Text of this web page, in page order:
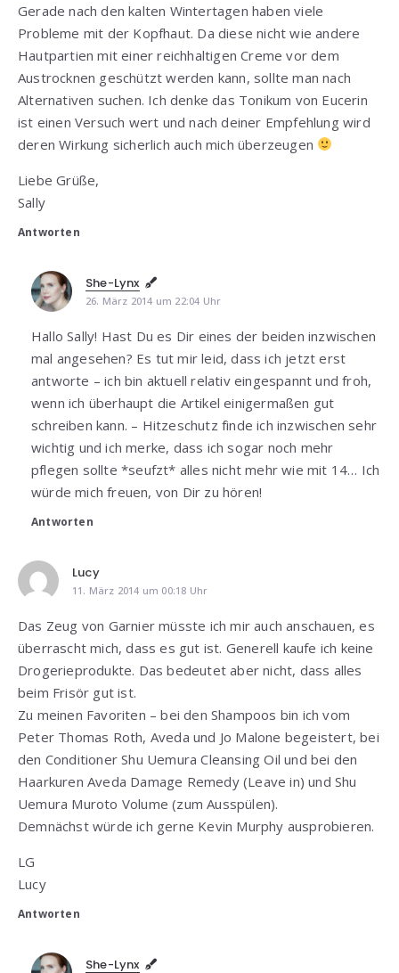
Gerade nach den kalten Wintertagen haben viele
Probleme mit der Kopfhaut. Da diese nicht wie andere
Hautpartien mit einer reichhaltigen Creme vor dem
Austrocknen geschützt werden kann, sollte man nach
Alternativen suchen. Ich denke das Tonikum von Eucerin
ist einen Versuch wert und nach deiner Empfehlung wird
deren Wirkung sicherlich auch mich überzeugen
Liebe Grüße,
Sally
Antworten
She-Lynx
26. März 2014 um 22:04 Uhr
Hallo Sally! Hast Du es Dir eines der beiden inzwischen
mal angesehen? Es tut mir leid, dass ich jetzt erst
antworte – ich bin aktuell relativ eingespannt und froh,
wenn ich überhaupt die Artikel einigermaßen gut
schreiben kann. – Hitzeschutz finde ich inzwischen sehr
wichtig und ich merke, dass ich sogar noch mehr
pflegen sollte *seufzt* alles nicht mehr wie mit 14… Ich
würde mich freuen, von Dir zu hören!
Antworten
Lucy
11. März 2014 um 00:18 Uhr
Das Zeug von Garnier müsste ich mir auch anschauen, es
überrascht mich, dass es gut ist. Generell kaufe ich keine
Drogerieprodukte. Das bedeutet aber nicht, dass alles
beim Frisör gut ist.
Zu meinen Favoriten – bei den Shampoos bin ich vom
Peter Thomas Roth, Aveda und Jo Malone begeistert, bei
den Conditioner Shu Uemura Cleansing Oil und bei den
Haarkuren Aveda Damage Remedy (Leave in) und Shu
Uemura Muroto Volume (zum Ausspülen).
Demnächst würde ich gerne Kevin Murphy ausprobieren.
LG
Lucy
Antworten
She-Lynx